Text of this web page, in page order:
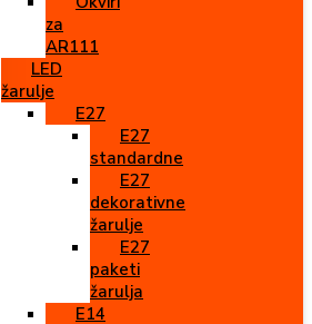
za
AR111
LED
žarulje
E27
E27
standardne
E27
dekorativne
žarulje
E27
paketi
žarulja
E14